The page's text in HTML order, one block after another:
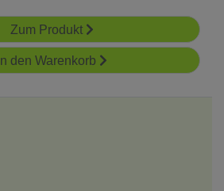
Zum Produkt
In den Warenkorb